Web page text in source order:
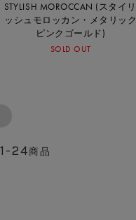
STYLISH MOROCCAN (スタイリ
ッシュモロッカン・メタリック
ピンクゴールド)
SOLD OUT
1-24商品